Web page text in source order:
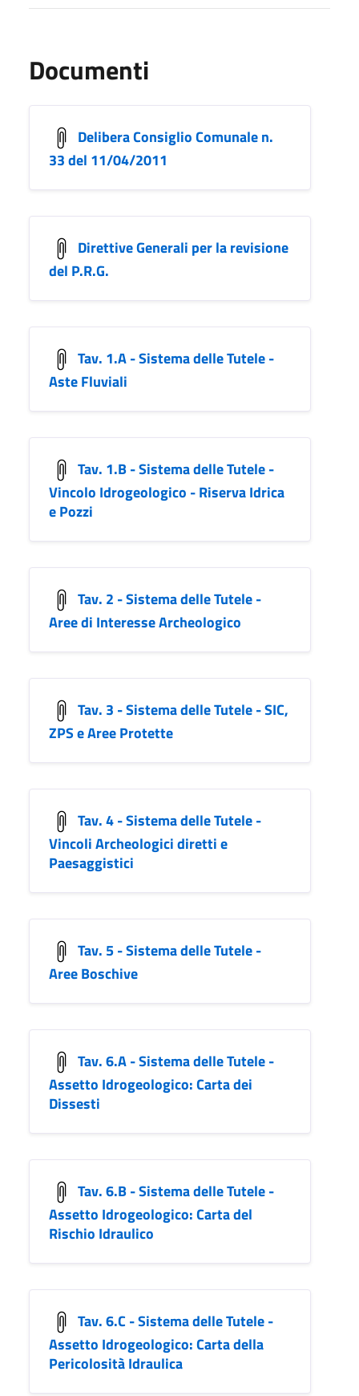
Documenti
Delibera Consiglio Comunale n.
33 del 11/04/2011
Direttive Generali per la revisione
del P.R.G.
Tav. 1.A - Sistema delle Tutele -
Aste Fluviali
Tav. 1.B - Sistema delle Tutele -
Vincolo Idrogeologico - Riserva Idrica
e Pozzi
Tav. 2 - Sistema delle Tutele -
Aree di Interesse Archeologico
Tav. 3 - Sistema delle Tutele - SIC,
ZPS e Aree Protette
Tav. 4 - Sistema delle Tutele -
Vincoli Archeologici diretti e
Paesaggistici
Tav. 5 - Sistema delle Tutele -
Aree Boschive
Tav. 6.A - Sistema delle Tutele -
Assetto Idrogeologico: Carta dei
Dissesti
Tav. 6.B - Sistema delle Tutele -
Assetto Idrogeologico: Carta del
Rischio Idraulico
Tav. 6.C - Sistema delle Tutele -
Assetto Idrogeologico: Carta della
Pericolosità Idraulica